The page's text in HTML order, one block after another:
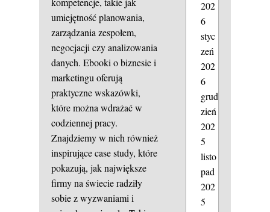
umiejętność planowania,
zarządzania zespołem,
negocjacji czy analizowania
danych. Ebooki o biznesie i
marketingu oferują
praktyczne wskazówki,
które można wdrażać w
codziennej pracy.
Znajdziemy w nich również
inspirujące case study, które
pokazują, jak największe
firmy na świecie radziły
sobie z wyzwaniami i
202
6
styc
zeń
202
6
grud
zień
202
5
listo
pad
202
5